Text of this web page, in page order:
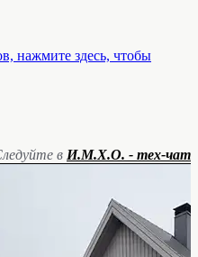
нажмите здесь, чтобы
в И.М.Х.О. - тех-чат